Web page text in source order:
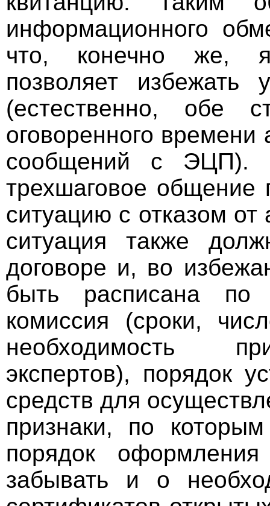
информационного
что, конечно же,
позволяет
(естественно, обе
оговоренного
сообщений с ЭЦП).
трехшаговое общение
ситуацию с отказом
ситуация также
договоре и, во
быть расписана по
комиссия (сроки,
необходимость
экспертов), порядок
средств для
признаки, по
порядок
забывать и о